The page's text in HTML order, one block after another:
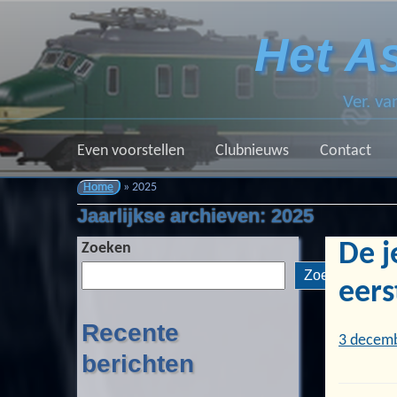
Het
Ver.
Even voorstellen Clubnieuws Contact
Home » 2025
Jaarlijkse archieven: 2025
Zoeken
Zoeken
Recente
berichten
De
3